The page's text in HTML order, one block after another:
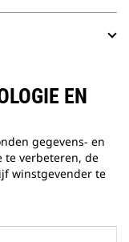
EN
gegevens- en
te verbeteren, de
winstgevender te